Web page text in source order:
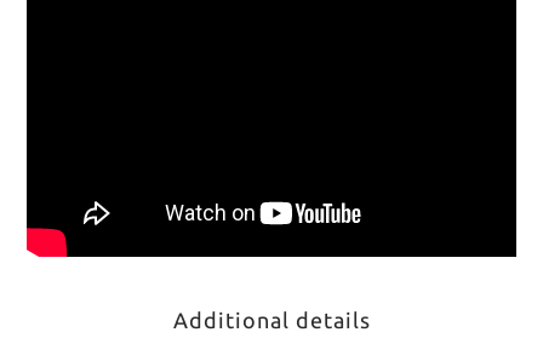
Additional details